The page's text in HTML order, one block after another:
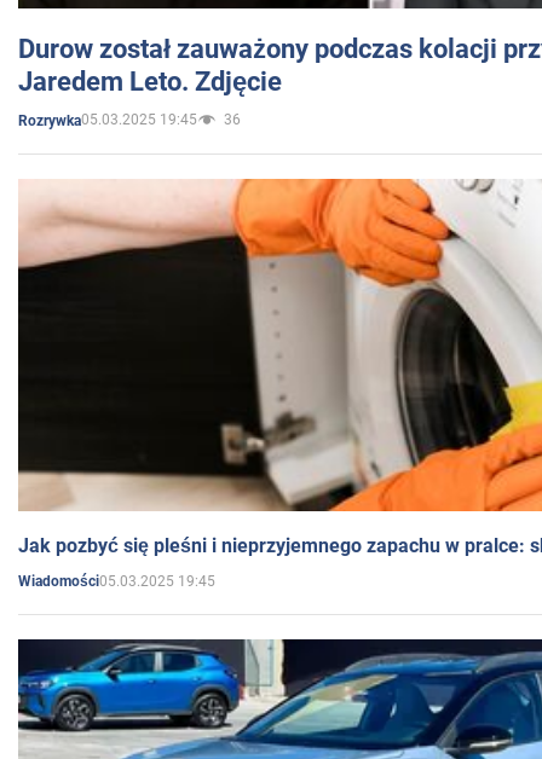
Durow został zauważony podczas kolacji
Jaredem Leto. Zdjęcie
Rozrywka05.03.2025 19:45 36
Jak pozbyć się pleśni i nieprzyjemnego zapachu w pralce:
Wiadomości05.03.2025 19:45